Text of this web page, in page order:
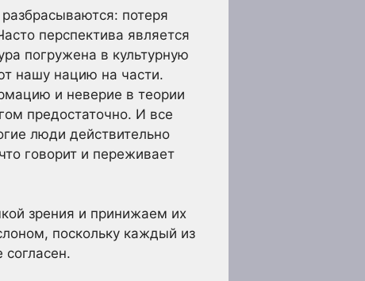
потеря
перспектива является
погружена в культурную
нашу нацию на части.
и неверие в теории
предостаточно. И все
люди действительно
говорит и переживает
зрения и принижаем их
поскольку каждый из
согласен.